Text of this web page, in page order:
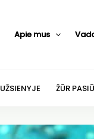
Apie mus
UŽSIENYJE ŽŪR